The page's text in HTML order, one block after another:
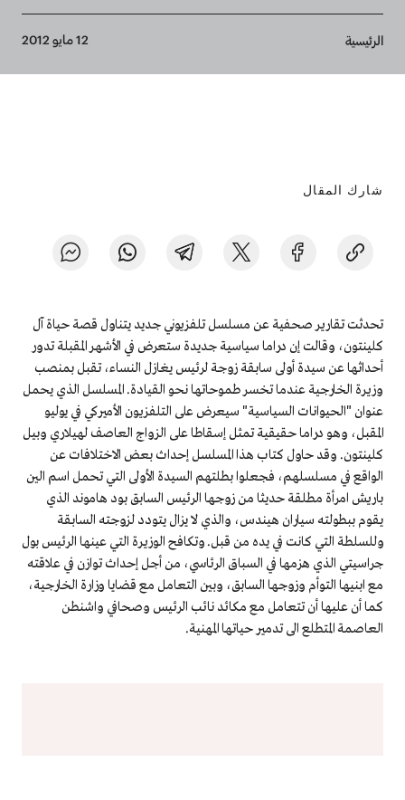
Breadcrumb
الرئيسية 12 مايو 2012
شارك المقال
تحدثت تقارير صحفية عن مسلسل تلفزيوني جديد يتناول قصة حياة آل
كلينتون، وقالت إن دراما سياسية جديدة ستعرض في الأشهر المقبلة تدور
أحداثها عن سيدة أولى سابقة زوجة لرئيس يغازل النساء، تقبل بمنصب
وزيرة الخارجية عندما تخسر طموحاتها نحو القيادة. المسلسل الذي يحمل
عنوان "الحيوانات السياسية" سيعرض على التلفزيون الأميركي في يوليو
المقبل، وهو دراما حقيقية تمثل إسقاطا على الزواج العاصف لهيلاري وبيل
كلينتون. وقد حاول كتاب هذا المسلسل إحداث بعض الاختلافات عن
الواقع في مسلسلهم، فجعلوا بطلتهم السيدة الأولى التي تحمل اسم الين
باريش امرأة مطلقة حديثا من زوجها الرئيس السابق بود هاموند الذي
يقوم ببطولته سياران هيندس، والذي لا يزال يتودد لزوجته السابقة
وللسلطة التي كانت في يده من قبل. وتكافح الوزيرة التي عينها الرئيس بول
جراسيتي الذي هزمها في السباق الرئاسي، من أجل إحداث توازن في علاقته
مع ابنيها التوأم وزوجها السابق، وبين التعامل مع قضايا وزارة الخارجية،
كما أن عليها أن تتعامل مع مكائد نائب الرئيس وصحافي واشنطن
العاصمة المتطلع الى تدمير حياتها المهنية.